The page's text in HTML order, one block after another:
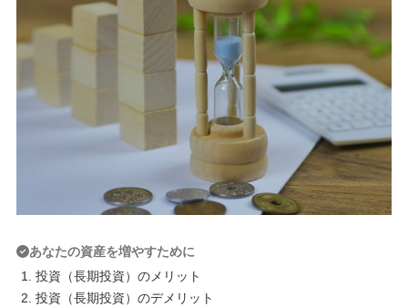
あなたの資産を増やすために
投資（長期投資）のメリット
投資（長期投資）のデメリット